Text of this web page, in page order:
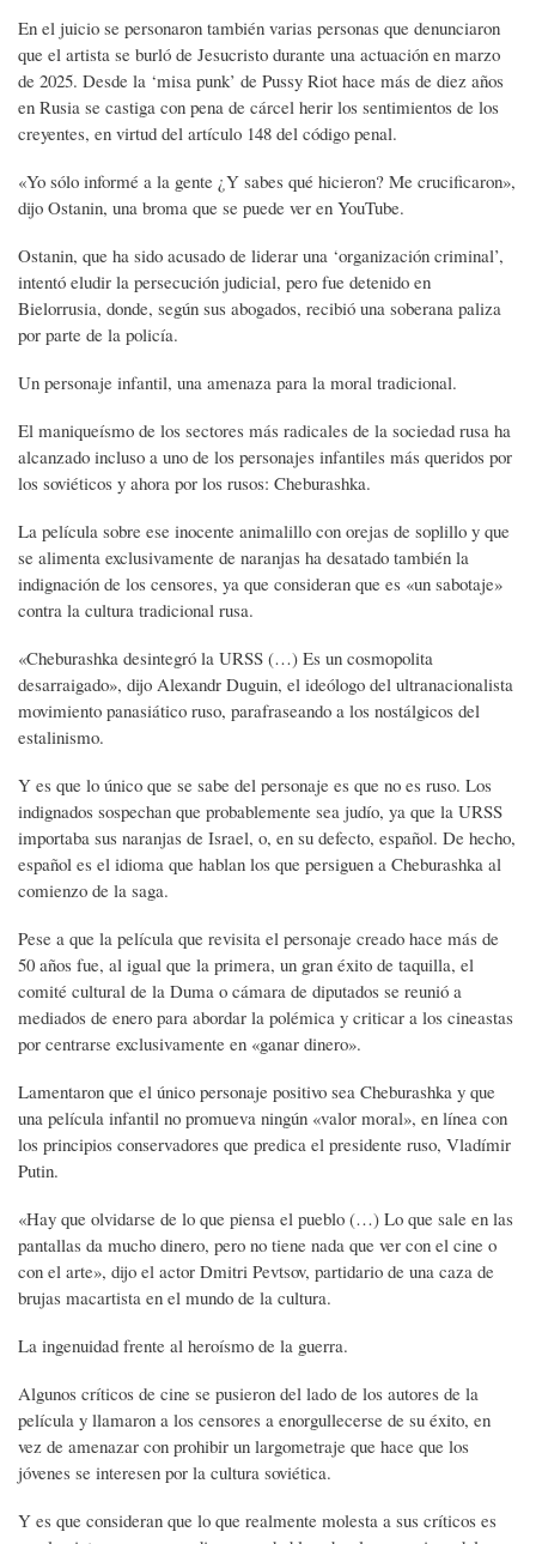
En el juicio se personaron también varias personas que denunciaron
que el artista se burló de Jesucristo durante una actuación en marzo
de 2025. Desde la ‘misa punk’ de Pussy Riot hace más de diez años
en Rusia se castiga con pena de cárcel herir los sentimientos de los
creyentes, en virtud del artículo 148 del código penal.
«Yo sólo informé a la gente ¿Y sabes qué hicieron? Me crucificaron»,
dijo Ostanin, una broma que se puede ver en YouTube.
Ostanin, que ha sido acusado de liderar una ‘organización criminal’,
intentó eludir la persecución judicial, pero fue detenido en
Bielorrusia, donde, según sus abogados, recibió una soberana paliza
por parte de la policía.
Un personaje infantil, una amenaza para la moral tradicional.
El maniqueísmo de los sectores más radicales de la sociedad rusa ha
alcanzado incluso a uno de los personajes infantiles más queridos por
los soviéticos y ahora por los rusos: Cheburashka.
La película sobre ese inocente animalillo con orejas de soplillo y que
se alimenta exclusivamente de naranjas ha desatado también la
indignación de los censores, ya que consideran que es «un sabotaje»
contra la cultura tradicional rusa.
«Cheburashka desintegró la URSS (…) Es un cosmopolita
desarraigado», dijo Alexandr Duguin, el ideólogo del ultranacionalista
movimiento panasiático ruso, parafraseando a los nostálgicos del
estalinismo.
Y es que lo único que se sabe del personaje es que no es ruso. Los
indignados sospechan que probablemente sea judío, ya que la URSS
importaba sus naranjas de Israel, o, en su defecto, español. De hecho,
español es el idioma que hablan los que persiguen a Cheburashka al
comienzo de la saga.
Pese a que la película que revisita el personaje creado hace más de
50 años fue, al igual que la primera, un gran éxito de taquilla, el
comité cultural de la Duma o cámara de diputados se reunió a
mediados de enero para abordar la polémica y criticar a los cineastas
por centrarse exclusivamente en «ganar dinero».
Lamentaron que el único personaje positivo sea Cheburashka y que
una película infantil no promueva ningún «valor moral», en línea con
los principios conservadores que predica el presidente ruso, Vladímir
Putin.
«Hay que olvidarse de lo que piensa el pueblo (…) Lo que sale en las
pantallas da mucho dinero, pero no tiene nada que ver con el cine o
con el arte», dijo el actor Dmitri Pevtsov, partidario de una caza de
brujas macartista en el mundo de la cultura.
La ingenuidad frente al heroísmo de la guerra.
Algunos críticos de cine se pusieron del lado de los autores de la
película y llamaron a los censores a enorgullecerse de su éxito, en
vez de amenazar con prohibir un largometraje que hace que los
jóvenes se interesen por la cultura soviética.
Y es que consideran que lo que realmente molesta a sus críticos es